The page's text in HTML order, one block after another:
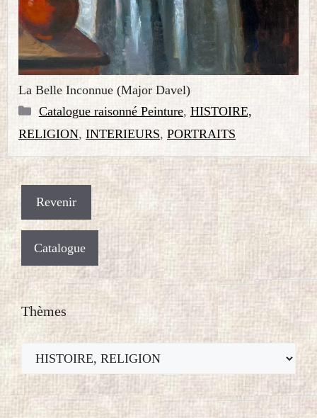
La Belle Inconnue (Major Davel)
Catégories
Catalogue raisonné Peinture, HISTOIRE,
RELIGION, INTERIEURS, PORTRAITS
Catalogue
Thèmes
Thèmes